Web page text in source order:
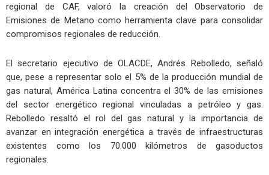
regional de CAF, valoró la creación del Observatorio de
Emisiones de Metano como herramienta clave para consolidar
compromisos regionales de reducción.
El secretario ejecutivo de OLACDE, Andrés Rebolledo, señaló
que, pese a representar solo el 5% de la producción mundial de
gas natural, América Latina concentra el 30% de las emisiones
del sector energético regional vinculadas a petróleo y gas.
Rebolledo resaltó el rol del gas natural y la importancia de
avanzar en integración energética a través de infraestructuras
existentes como los 70.000 kilómetros de gasoductos
regionales.